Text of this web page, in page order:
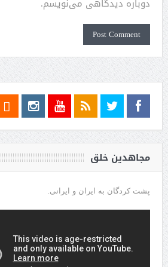
دوباره دیدگاهی می‌نویسم.
مجاهدین خلق
پشت کردگان به ایران و ایرانی.